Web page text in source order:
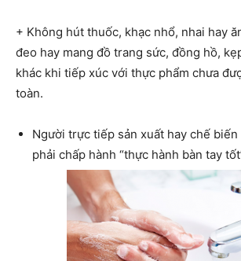
+ Không hút thuốc, khạc nhổ, nhai hay
đeo hay mang đồ trang sức, đồng hồ,
khác khi tiếp xúc với thực phẩm chưa
toàn.
Người trực tiếp sản xuất hay chế
phải chấp hành “thực hành bàn tay